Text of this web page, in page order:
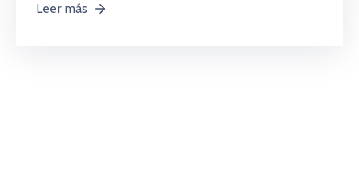
Leer más